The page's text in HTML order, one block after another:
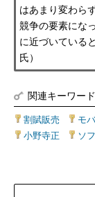
はあまり変わら
競争の要素にな
に近づいている
氏）
関連キーワード
割賦販売 モ
小野寺正
ソ